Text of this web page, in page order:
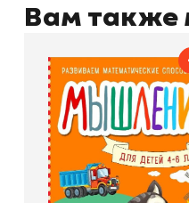
Вам также
Мышление
Автор
Светлана
Издательство